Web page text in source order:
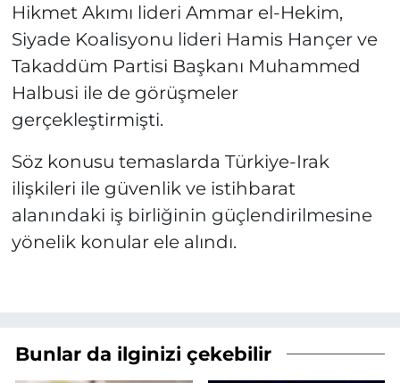
Hikmet Akımı lideri Ammar el-Hekim,
Siyade Koalisyonu lideri Hamis Hançer ve
Takaddüm Partisi Başkanı Muhammed
Halbusi ile de görüşmeler
gerçekleştirmişti.
Söz konusu temaslarda Türkiye-Irak
ilişkileri ile güvenlik ve istihbarat
alanındaki iş birliğinin güçlendirilmesine
yönelik konular ele alındı.
Bunlar da ilginizi çekebilir